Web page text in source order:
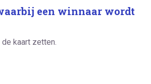
een winnaar wordt
kaart zetten.